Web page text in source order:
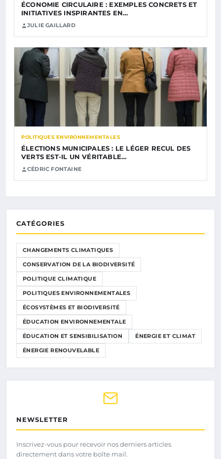
ÉCONOMIE CIRCULAIRE : EXEMPLES CONCRETS ET
INITIATIVES INSPIRANTES EN…
JULIE GAILLARD
POLITIQUES ENVIRONNEMENTALES
ÉLECTIONS MUNICIPALES : LE LÉGER RECUL DES
VERTS EST-IL UN VÉRITABLE…
CÉDRIC FONTAINE
CATÉGORIES
CHANGEMENTS CLIMATIQUES
CONSERVATION DE LA BIODIVERSITÉ
POLITIQUE CLIMATIQUE
POLITIQUES ENVIRONNEMENTALES
ÉCOSYSTÈMES ET BIODIVERSITÉ
ÉDUCATION ENVIRONNEMENTALE
ÉDUCATION ET SENSIBILISATION ÉNERGIE ET CLIMAT
ÉNERGIE RENOUVELABLE
NEWSLETTER
Inscrivez-vous pour recevoir nos derniers articles
directement dans votre boîte mail.